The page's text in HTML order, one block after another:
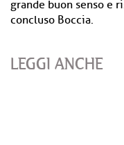
grande buon senso e
concluso Boccia.
LEGGI ANCHE